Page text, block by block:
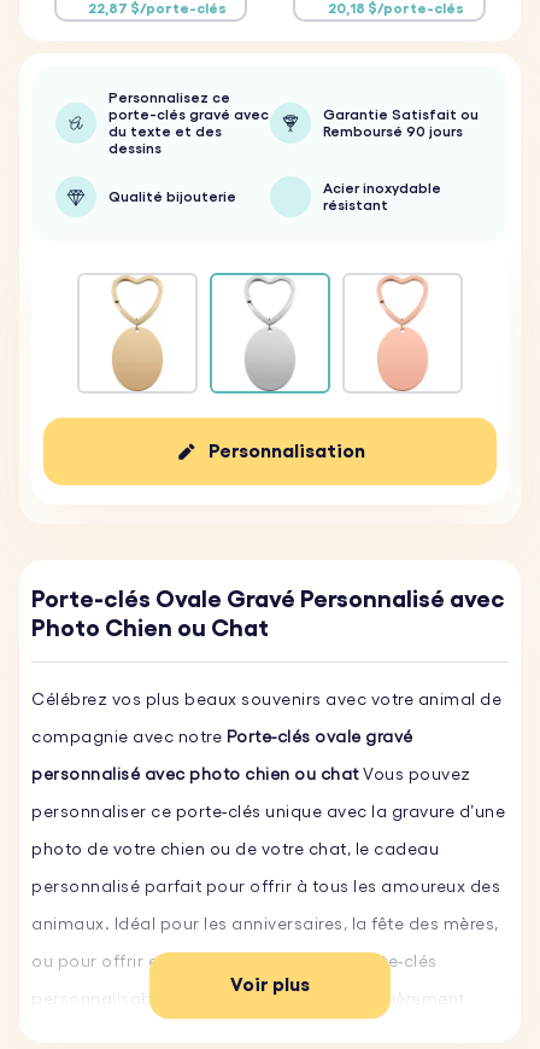
22,87 $/porte-clés 20,18 $/porte-clés
Personnalisez ce
porte-clés gravé avec
du texte et des
dessins
Garantie Satisfait ou
Remboursé 90 jours
Qualité bijouterie
Acier inoxydable
résistant
Personnalisation
Porte-clés Ovale Gravé Personnalisé avec
Photo Chien ou Chat
Célébrez vos plus beaux souvenirs avec votre animal de
compagnie avec notre Porte-clés ovale gravé
personnalisé avec photo chien ou chatVous pouvez
personnaliser ce porte-clés unique avec la gravure d’une
photo de votre chien ou de votre chat, le cadeau
personnalisé parfait pour offrir à tous les amoureux des
animaux. Idéal pour les anniversaires, la fête des mères,
ou pour offrir en toutes occasions, ce porte-clés
personnalisable riche de sens sera particulièrement
Voir plus